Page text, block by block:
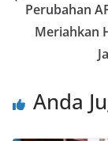
Perubahan
Meriahkan
Anda